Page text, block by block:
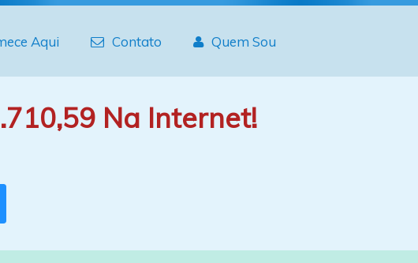
Aqui Contato Quem Sou
Na Internet!